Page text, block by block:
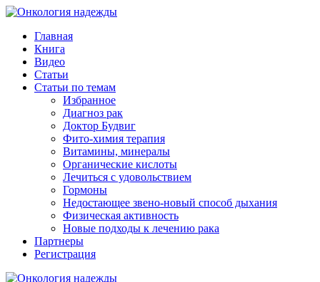
Главная
Книга
Видео
Статьи
Статьи по темам
Избранное
Диагноз рак
Доктор Будвиг
Фито-химия терапия
Витамины, минералы
Органические кислоты
Лечиться с удовольствием
Гормоны
Недостающее звено-новый способ дыхания
Физическая активность
Новые подходы к лечению рака
Партнеры
Регистрация